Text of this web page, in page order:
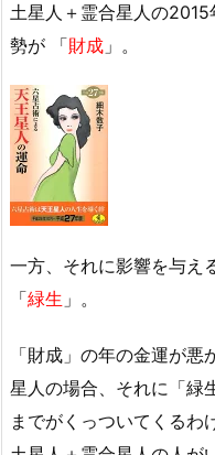
土星人＋霊合星人の
勢が 「財成 」。
一方、それに影響を与え
「緑生 」。
「財成」の年の金運が
星人の場合、それに「緑
までがくっついてくるわ